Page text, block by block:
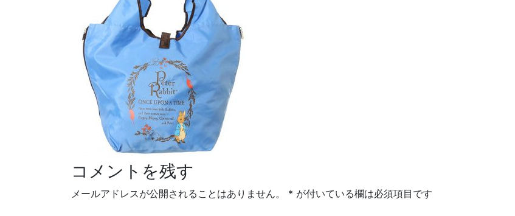
投稿ナビゲーション
コメントを残す
メールアドレスが公開されることはありません。 * が付いている欄は必須項目です